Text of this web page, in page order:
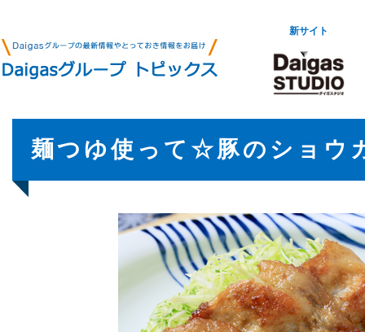
新サイト
麺つゆ使って☆豚のショウ